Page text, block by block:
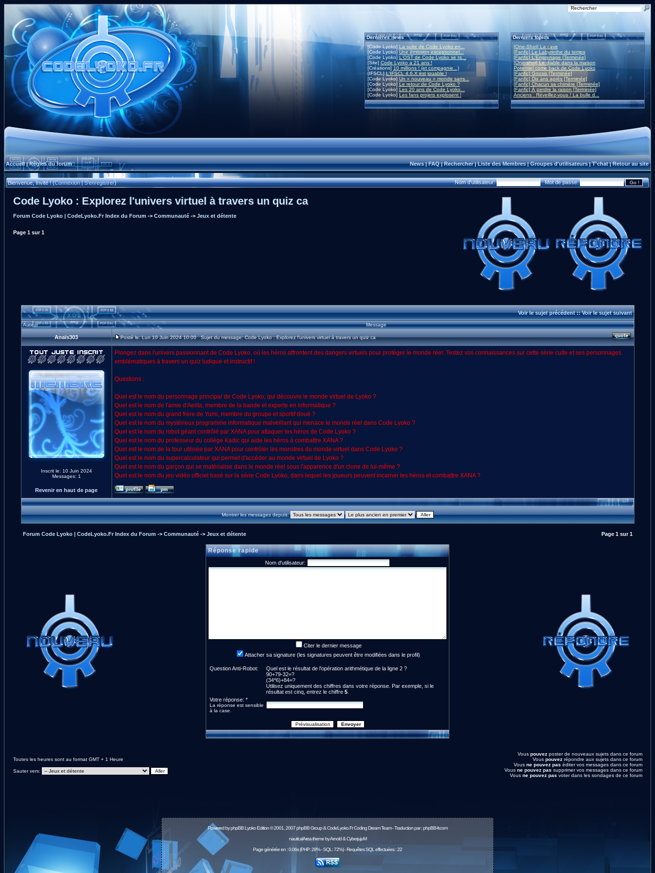
Dernières news
[Code Lyoko] La suite de Code Lyoko en...
[Code Lyoko]Une émission exceptionnel...
[Code Lyoko] L'OST de Code Lyoko se ra...
[Site] Code Lyoko a 21 ans !
[Créations] 10 millions ! (et compagnie...)
[IFSCL]L'IFSCL 4.6.X est jouable !
[Code Lyoko] Un « nouveau » monde sans...
[Code Lyoko] Le retour de Code Lyoko ?
[Code Lyoko] Les 20 ans de Code Lyoko...
[Code Lyoko] Les fans projets explosent !
Derniers topics
[One-Shot] La cave
[Fanfic] Le Labyrinthe du temps
[Fanfic] L'Engrenage [Terminée]
[One-shot] Le diable dans la maison
Potentiel come back de Code Lyoko
[Fanfic] Gnosis [Terminée]
[Fanfic] Dix ans après [Terminée]
[Fanfic] Chacun sa chimère [Terminée]
[Fanfic] À perdre la raison [Terminée]
Anciens : Réveillez-vous ! La bulle d...
Accueil|Règles du forum News|FAQ|Rechercher|Liste des Membres|Groupes d'utilisateurs|T'chat|Retour au site
Bienvenue, Invité ! (Connexion|S'enregistrer) Nom d'utilisateur: Mot de passe:
Code Lyoko : Explorez l'univers virtuel à travers un quiz ca
Forum Code Lyoko | CodeLyoko.Fr Index du Forum -> Communauté-> Jeux et détente
Page 1sur1
Voir le sujet précédent::Voir le sujet suivant
Auteur Message
Anaïs303 Posté le: Lun 10 Juin 2024 10:00 Sujet du message: Code Lyoko : Explorez l'univers virtuel à travers un quiz ca
Inscrit le: 10 Juin 2024
Messages: 1
Plongez dans l'univers passionnant de Code Lyoko, où les héros affrontent des dangers virtuels pour protéger le monde réel. Testez vos connaissances sur cette série culte et ses personnages
emblématiques à travers un quiz ludique et instructif !
Questions :
Quel est le nom du personnage principal de Code Lyoko, qui découvre le monde virtuel de Lyoko ?
Quel est le nom de l'amie d'Aelita, membre de la bande et experte en informatique ?
Quel est le nom du grand frère de Yumi, membre du groupe et sportif doué ?
Quel est le nom du mystérieux programme informatique malveillant qui menace le monde réel dans Code Lyoko ?
Quel est le nom du robot géant contrôlé par XANA pour attaquer les héros de Code Lyoko ?
Quel est le nom du professeur du collège Kadic qui aide les héros à combattre XANA ?
Quel est le nom de la tour utilisée par XANA pour contrôler les monstres du monde virtuel dans Code Lyoko ?
Quel est le nom du supercalculateur qui permet d'accéder au monde virtuel de Lyoko ?
Quel est le nom du garçon qui se matérialise dans le monde réel sous l'apparence d'un clone de lui-même ?
Quel est le nom du jeu vidéo officiel basé sur la série Code Lyoko, dans lequel les joueurs peuvent incarner les héros et combattre XANA ?
Revenir en haut de page
Montrer les messages depuis:
Forum Code Lyoko | CodeLyoko.Fr Index du Forum -> Communauté-> Jeux et détente Page 1sur1
Réponse rapide
Nom d'utilisateur:
Citer le dernier message
Attacher sa signature (les signatures peuvent être modifiées dans le profil)
Question Anti-Robot:
Quel est le résultat de l'opération arithmétique de la ligne 2 ?
90+79-32=?
(34*6)+84=?
Utilisez uniquement des chiffres dans votre réponse. Par exemple, si le
résultat est cinq, entrez le chiffre 5
Votre réponse: *
La réponse est sensible
à la case.
Toutes les heures sont au format GMT + 1 Heure
Sauter vers:
Vous pouvezposter de nouveaux sujets dans ce forum
Vous pouvezrépondre aux sujets dans ce forum
Vous ne pouvez pas éditer vos messages dans ce forum
Vous ne pouvez pas supprimer vos messages dans ce forum
Vous ne pouvez pas voter dans les sondages de ce forum
Powered byphpBBLyoko Edition © 2001, 2007 phpBB Group & CodeLyoko.Fr Coding Dream Team - Traduction par :phpBB-fr.com
nauticalArea theme by Arnold & CyberjujuM
Page générée en : 0.06s (PHP: 28% - SQL: 72%) - Requêtes SQL effectuées : 22